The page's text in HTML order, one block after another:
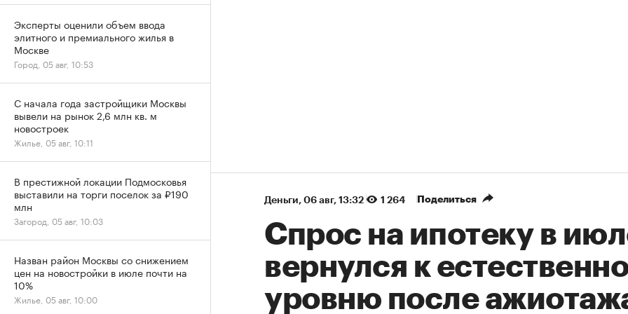
Деньги⁠, 06 авг, 13:32 1 264 Поделиться
Спрос на ипотеку в
вернулся к
уровню после
Эксперты оценили объем ввода
элитного и премиального жилья в
Москве
Город, 05 авг, 10:53
С начала года застройщики Москвы
вывели на рынок 2,6 млн кв. м
новостроек
Жилье, 05 авг, 10:11
В престижной локации Подмосковья
выставили на торги поселок за ₽190
млн
Загород, 05 авг, 10:03
Назван район Москвы со снижением
цен на новостройки в июле почти на
10%
Жилье, 05 авг, 10:00